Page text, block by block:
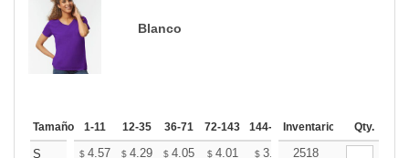
Blanco
Tamaño 1-11 12-35 36-71 72-143 144-287 288 + Más
Inventario Qty.
S $ 4.57 $ 4.29 $ 4.05 $ 4.01 $ 3.94 $3.91
2518